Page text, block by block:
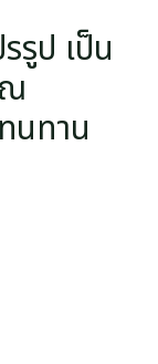
รูป เป็น
นทาน